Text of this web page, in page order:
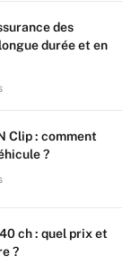
des
durée et en
Clip : comment
?
ch : quel prix et
?